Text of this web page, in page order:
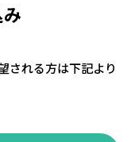
される方は下記より